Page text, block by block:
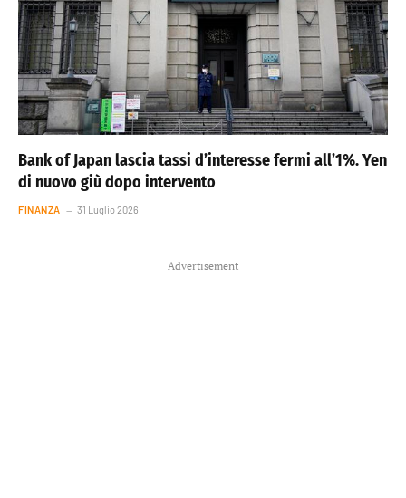
Bank of Japan lascia tassi d’interesse fermi all’1%. Yen
di nuovo giù dopo intervento
FINANZA 31 Luglio 2026
Advertisement